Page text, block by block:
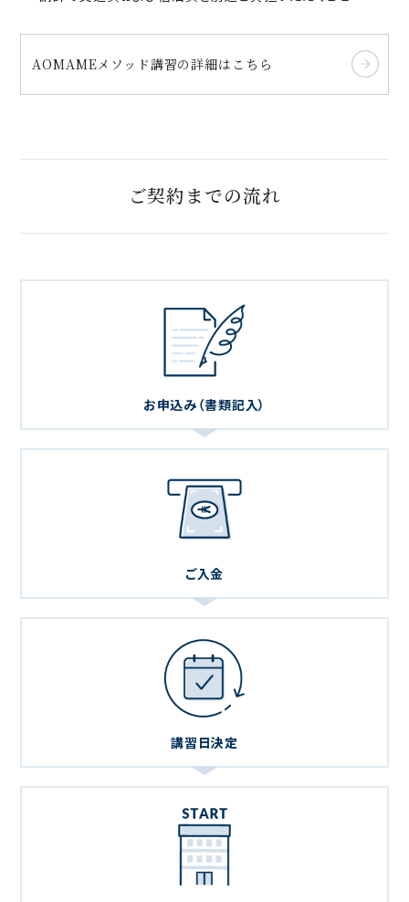
AOMAMEメソッド講習の詳細はこちら
ご契約までの流れ
お申込み（書類記入）
ご入金
講習日決定